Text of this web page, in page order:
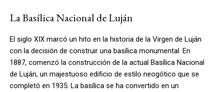
La Basílica Nacional de Luján
El siglo XIX marcó un hito en la historia de la Virgen de Luján
con la decisión de construir una basílica monumental. En
1887, comenzó la construcción de la actual Basílica Nacional
de Luján, un majestuoso edificio de estilo neogótico que se
completó en 1935. La basílica se ha convertido en un